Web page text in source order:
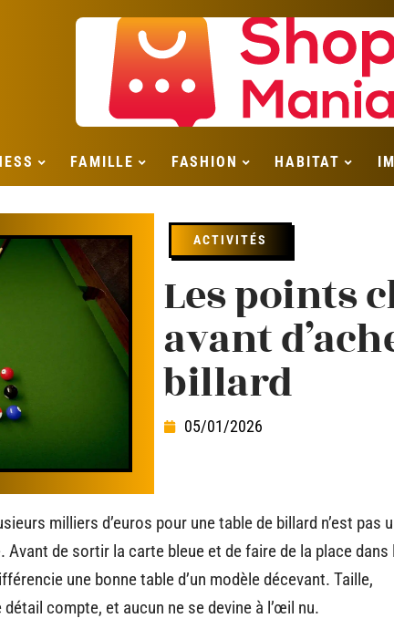
FAMILLE FASHION HABITAT
ACTIVITÉS
Les points
avant
billard
05/01/2026
milliers d’euros pour une table de billard n’est pas
Avant de sortir la carte bleue et de faire de la place dans
une bonne table d’un modèle décevant. Taille,
compte, et aucun ne se devine à l’œil nu.